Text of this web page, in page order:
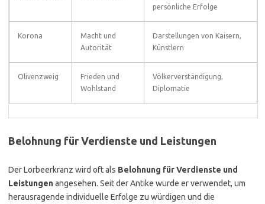
persönliche Erfolge
Korona
Macht und
Autorität
Darstellungen von Kaisern,
Künstlern
Olivenzweig
Frieden und
Wohlstand
Völkerverständigung,
Diplomatie
Belohnung für Verdienste und Leistungen
Der Lorbeerkranz wird oft als Belohnung für Verdienste und
Leistungenangesehen. Seit der Antike wurde er verwendet, um
herausragende individuelle Erfolge zu würdigen und die